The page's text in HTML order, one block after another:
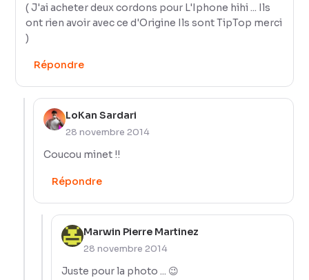
( J'ai acheter deux cordons pour L'Iphone hihi ... Ils
ont rien avoir avec ce d'Origine Ils sont TipTop merci
)
Répondre
LoKan Sardari
28 novembre 2014
Coucou minet !!
Répondre
Marwin Pierre Martinez
28 novembre 2014
Juste pour la photo ... 😉